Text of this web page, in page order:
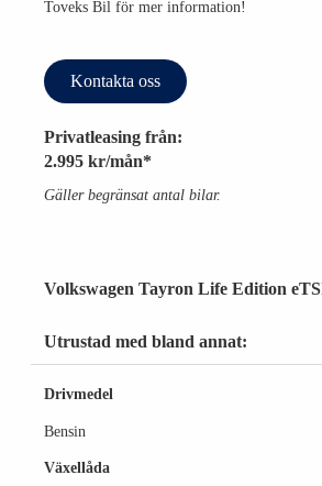
Toveks Bil för mer information!
Kontakta oss
Privatleasing från:
2.995 kr/mån*
Gäller begränsat antal bilar.
Volkswagen Tayron Life Edition
Utrustad med bland annat:
Drivmedel
Bensin
Växellåda